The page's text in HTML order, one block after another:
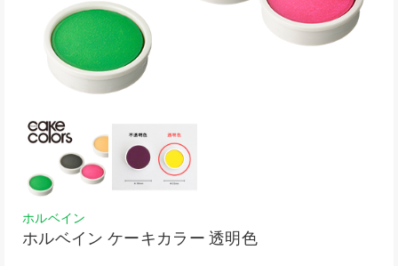
ホルベイン
ホルベイン ケーキカラー 透明色